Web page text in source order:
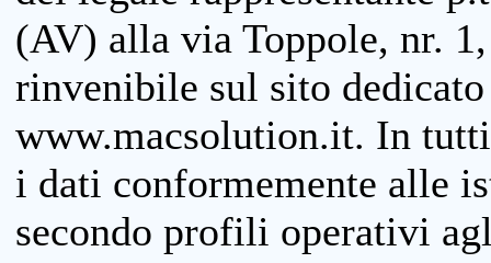
(AV) alla via Toppole, nr.
rinvenibile sul sito
www.macsolution.it. In
i dati conformemente alle
secondo profili operativi